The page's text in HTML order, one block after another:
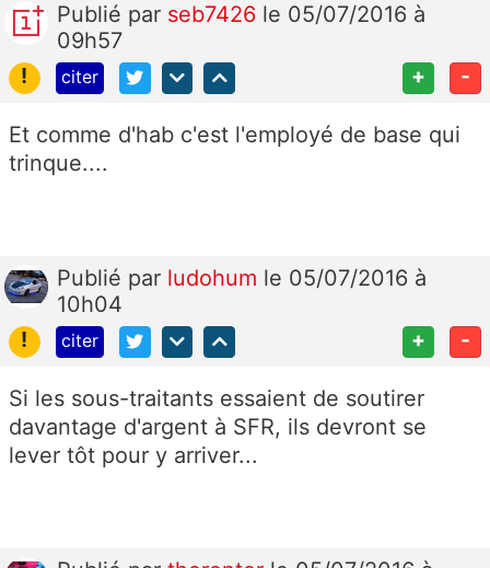
Publié par seb7426 le 05/07/2016 à
09h57
!
citer + -
Et comme d'hab c'est l'employé de base qui
trinque....
Publié par ludohum le 05/07/2016 à
10h04
!
citer + -
Si les sous-traitants essaient de soutirer
davantage d'argent à SFR, ils devront se
lever tôt pour y arriver...